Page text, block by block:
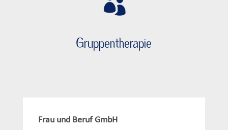
Gruppentherapie
Frau und Beruf GmbH